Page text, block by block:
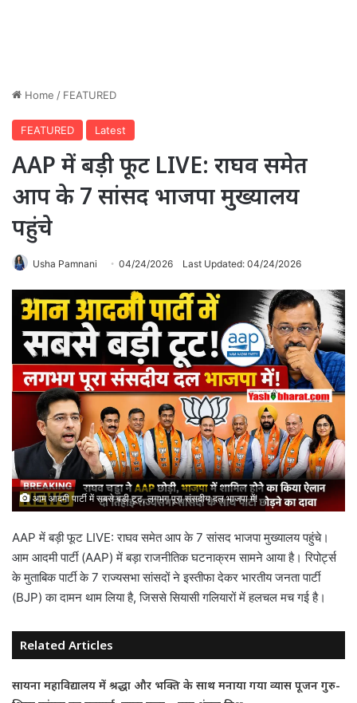
Home / FEATURED
FEATURED Latest
AAP में बड़ी फूट LIVE: राघव समेत
आप के 7 सांसद भाजपा मुख्यालय
पहुंचे
Usha Pamnani 04/24/2026 Last Updated: 04/24/2026
आम आदमी पार्टी में सबसे बड़ी टूट, लगभग पूरा संसदीय दल भाजपा में!
AAP में बड़ी फूट LIVE: राघव समेत आप के 7 सांसद भाजपा मुख्यालय पहुंचे।
आम आदमी पार्टी (AAP) में बड़ा राजनीतिक घटनाक्रम सामने आया है। रिपोर्ट्स
के मुताबिक पार्टी के 7 राज्यसभा सांसदों ने इस्तीफा देकर भारतीय जनता पार्टी
(BJP) का दामन थाम लिया है, जिससे सियासी गलियारों में हलचल मच गई है।
Related Articles
सायना महाविद्यालय में श्रद्धा और भक्ति के साथ मनाया गया व्यास पूजन गुरु-